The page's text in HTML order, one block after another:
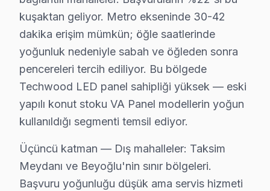
Techwood Uzman Teknisyen Ekibi — Beyoğlu
Hakan Ö. — Techwood Servis Uzmanı
14 yıllık Techwood TV tamir deneyimi. Beyoğlu ve çevre
· Techwood fabrika servis sertifikası
· 2010'dan günümüze tüm Techwood modelleri
Beyoğlu Servis İstatistikleri
kuşaktan geliyor. Metro ekseninde 30-42
dakika erişim mümkün; öğle saatlerinde
yoğunluk nedeniyle sabah ve öğleden sonra
pencereleri tercih ediliyor. Bu bölgede
Techwood LED panel sahipliği yüksek — eski
yapılı konut stoku VA Panel modellerin yoğun
kullanıldığı segmenti temsil ediyor.
Üçüncü katman — Dış mahalleler: Taksim
Meydanı ve Beyoğlu'nin sınır bölgeleri.
Başvuru yoğunluğu düşük ama servis hizmeti